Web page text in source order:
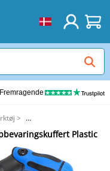
Fremragende
>
Plastic
Plastic